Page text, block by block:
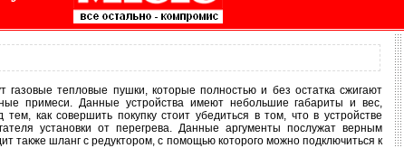
тепловые пушки, которые полностью и без остатка сжигают
примеси. Данные устройства имеют небольшие габариты и вес,
как совершить покупку стоит убедиться в том, что в устройстве
установки от перегрева. Данные аргументы послужат верным
также шланг с редуктором, с помощью которого можно подключиться к